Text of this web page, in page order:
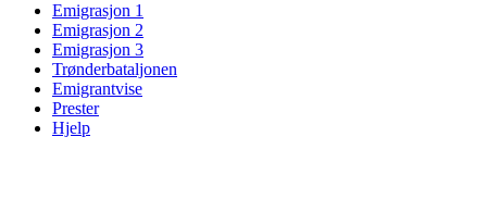
Emigrasjon 1
Emigrasjon 2
Emigrasjon 3
Trønderbataljonen
Emigrantvise
Prester
Hjelp